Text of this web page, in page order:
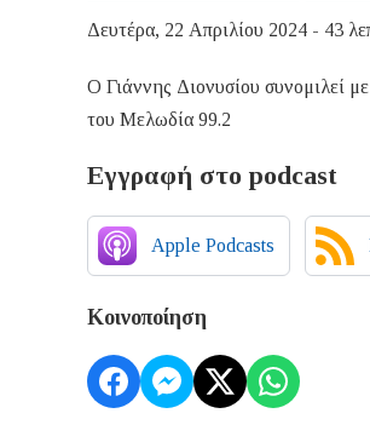
Δευτέρα, 22 Απριλίου 2024 - 43
Ο Γιάννης Διονυσίου συνομιλεί
του Μελωδία 99.2
Εγγραφή στο podcast
Apple Podcasts
Κοινοποίηση